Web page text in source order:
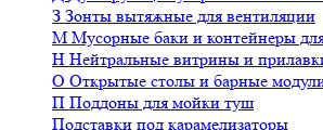
З Зонты вытяжные для вентиляции
М Мусорные баки и контейнеры
Н Нейтральные витрины и
О Открытые столы и барные
П Поддоны для мойки туш
Подставки под карамелизаторы